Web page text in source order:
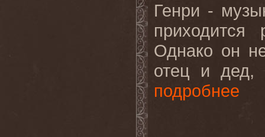
Генри -
приходится
Однако он
отец и дед,
подробнее